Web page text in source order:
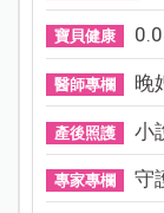
寶貝健康
醫師專欄 晚
產後照護 小
專家專欄 守